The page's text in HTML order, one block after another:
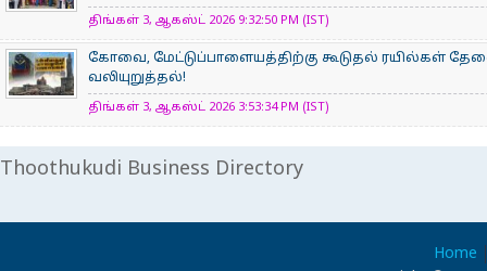
திங்கள் 3, ஆகஸ்ட் 2026 9:32:50 PM (IST)
கோவை, மேட்டுப்பாளையத்திற்கு கூடுதல் ரயில்கள்
வலியுறுத்தல்!
திங்கள் 3, ஆகஸ்ட் 2026 3:53:34 PM (IST)
Thoothukudi Business Directory
Home